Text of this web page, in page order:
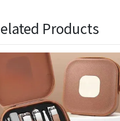
Products